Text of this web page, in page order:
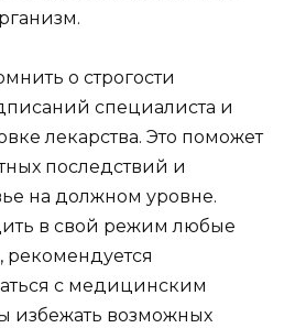
о строгости
специалиста и
лекарства. Это поможет
последствий и
на должном уровне.
в свой режим любые
рекомендуется
с медицинским
избежать возможных